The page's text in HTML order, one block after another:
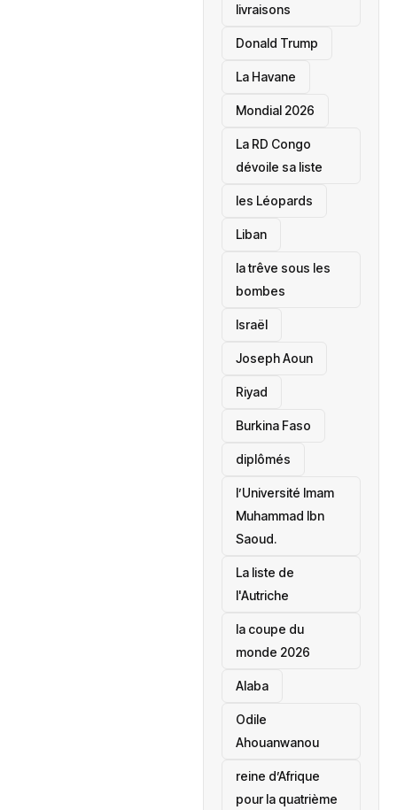
livraisons
Donald Trump
La Havane
Mondial 2026
La RD Congo
dévoile sa liste
les Léopards
‎Liban
la trêve sous les
bombes
Israël
Joseph Aoun
Riyad
Burkina Faso
diplômés
l’Université Imam
Muhammad Ibn
Saoud.
‎La liste de
l'Autriche
la coupe du
monde 2026
Alaba
Odile
Ahouanwanou
reine d’Afrique
pour la quatrième